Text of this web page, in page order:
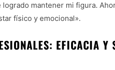
mantener mi figura.
físico y emocional».
EFICACIA Y